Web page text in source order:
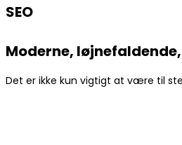
SEO
Moderne,
Det er ikke kun vigtigt at være til